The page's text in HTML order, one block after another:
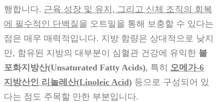
행합니다. 근육 성장 및 유지, 그리고 신체 조직의 회복
에 필수적인 단백질 을 오트밀을 통해 보충할 수 있다는
점은 매우 매력적입니다. 지방 함량은 상대적으로 낮지
만, 함유된 지방의 대부분이 심혈관 건강에 유익한 불
포화지방산(Unsaturated Fatty Acids), 특히 오메가-6
지방산인 리놀레산(Linoleic Acid) 등으로 구성되어 있
다는 점도 주목할 만한 부분입니다.